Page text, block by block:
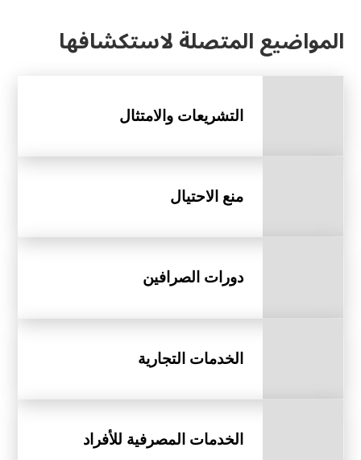
المواضيع المتصلة لاستكشافها
التشريعات والامتثال
منع الاحتيال
دورات الصرافين
الخدمات التجارية
الخدمات المصرفية للأفراد